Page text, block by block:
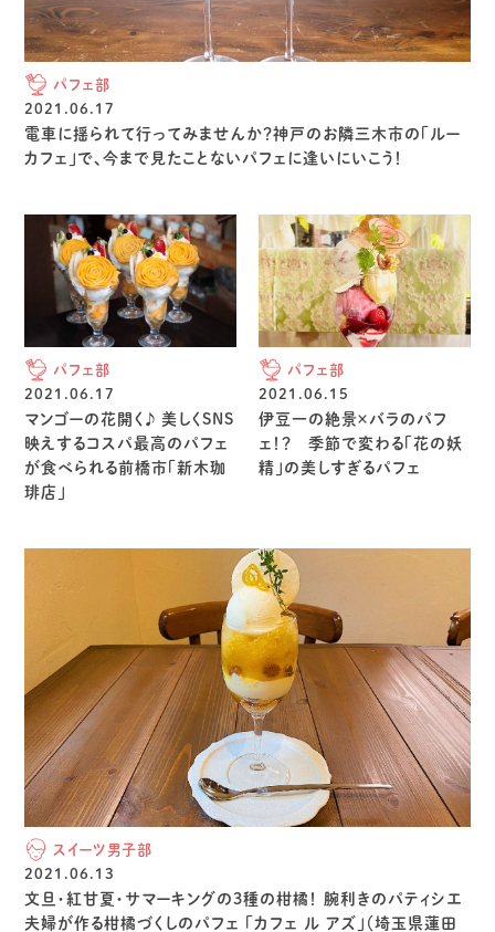
パフェ部
2021.06.17
電車に揺られて行ってみませんか？神戸のお隣三木市の「ルー
カフェ」で、今まで見たことないパフェに逢いにいこう！
パフェ部
2021.06.17
マンゴーの花開く♪ 美しくSNS
映えするコスパ最高のパフェ
が食べられる前橋市「新木珈
琲店」
パフェ部
2021.06.15
伊豆一の絶景×バラのパフ
ェ！？ 季節で変わる「花の妖
精」の美しすぎるパフェ
スイーツ男子部
2021.06.13
文旦・紅甘夏・サマーキングの3種の柑橘！ 腕利きのパティシエ
夫婦が作る柑橘づくしのパフェ 「カフェ ル アズ」（埼玉県蓮田